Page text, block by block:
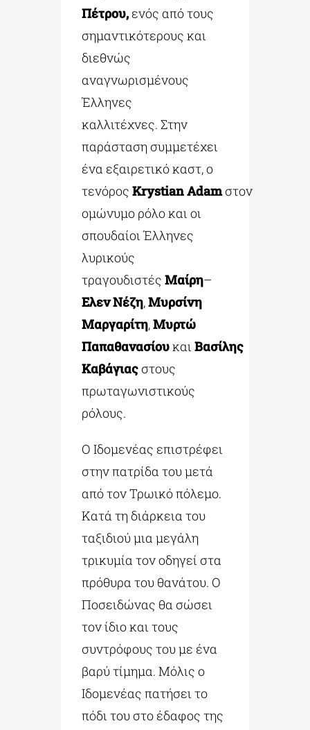
Πέτρου, ενός από τους
σημαντικότερους και
διεθνώς
αναγνωρισμένους
Έλληνες
καλλιτέχνες. Στην
παράσταση συμμετέχει
ένα εξαιρετικό καστ, ο
τενόροςKrystianAdamστον
ομώνυμο ρόλο και οι
σπουδαίοι Έλληνες
λυρικούς
τραγουδιστέςΜαίρη–
Ελεν Νέζη,Μυρσίνη
Μαργαρίτη,Μυρτώ
ΠαπαθανασίουκαιΒασίλης
Καβάγιας στους
πρωταγωνιστικούς
ρόλους.
Ο Ιδομενέας επιστρέφει
στην πατρίδα του μετά
από τον Τρωικό πόλεμο.
Κατά τη διάρκεια του
ταξιδιού μια μεγάλη
τρικυμία τον οδηγεί στα
πρόθυρα του θανάτου. Ο
Ποσειδώνας θα σώσει
τον ίδιο και τους
συντρόφους του με ένα
βαρύ τίμημα. Μόλις ο
Ιδομενέας πατήσει το
πόδι του στο έδαφος της